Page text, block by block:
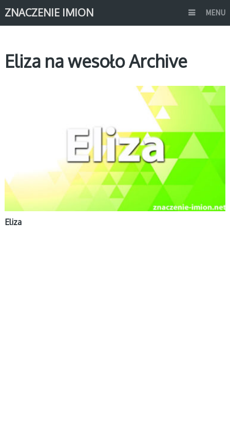
ZNACZENIE IMION MENU
Eliza na wesoło Archive
Eliza